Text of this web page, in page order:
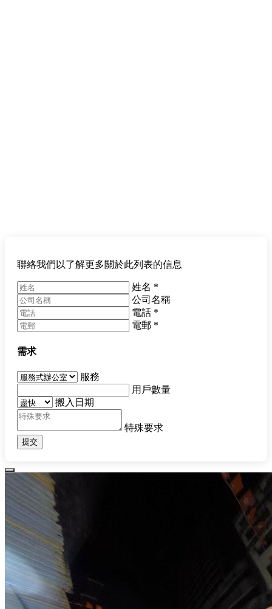
聯絡我們以了解更多關於此列表的信息
姓名 *
公司名稱
電話 *
電郵 *
需求
服務
用戶數量
搬入日期
特殊要求
提交